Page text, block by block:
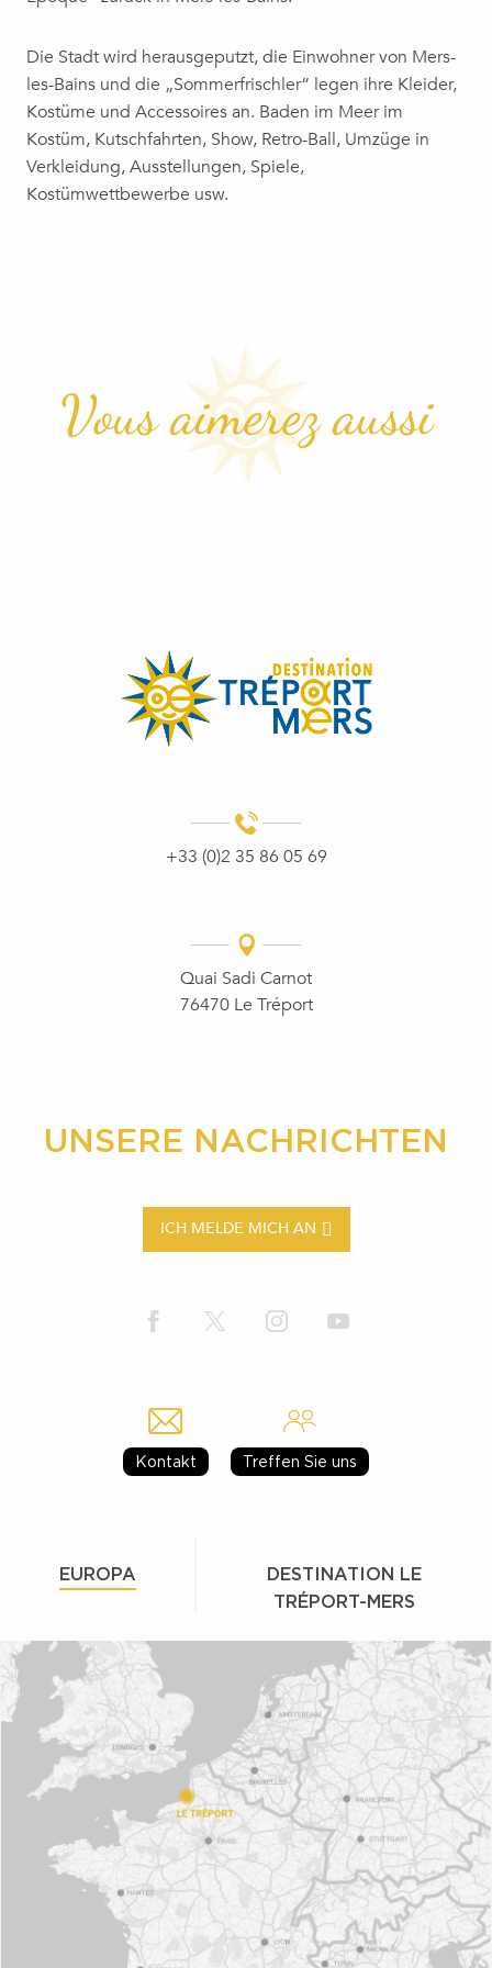
Die Stadt wird herausgeputzt, die Einwohner von Mers-
les-Bains und die „Sommerfrischler“ legen ihre Kleider,
Kostüme und Accessoires an. Baden im Meer im
Kostüm, Kutschfahrten, Show, Retro-Ball, Umzüge in
Verkleidung, Ausstellungen, Spiele,
Kostümwettbewerbe usw.
Vous aimerez aussi
GLASBLÄSER-KNOW-HOW
CHÂTEAU D’EU UND
+33 (0)2 35 86 05 69
Quai Sadi Carnot
76470 Le Tréport
UNSERE NACHRICHTEN
ICH MELDE MICH AN
Kontakt Treffen Sie uns
EUROPA
DESTINATION LE
TRÉPORT-MERS